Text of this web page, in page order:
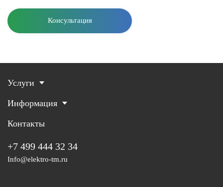
Консультация
Услуги
Информация
Контакты
+7 499 444 32 34
Info@elektro-tm.ru